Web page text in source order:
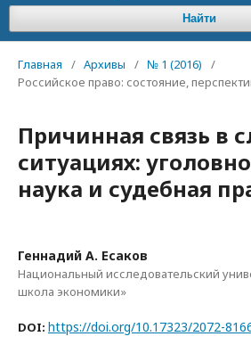
Найти
Главная / Архивы / № 1 (2016)
/
Российское право: состояние,
Причинная связь в
ситуациях:
наука и судебная
Геннадий А. Есаков
Национальный исследовательский
школа экономики»
DOI: https://doi.org/10.17323/2072-